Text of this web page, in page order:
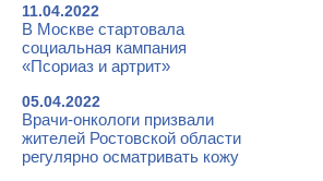
11.04.2022
В Москве стартовала
социальная кампания
«Псориаз и артрит»
05.04.2022
Врачи-онкологи призвали
жителей Ростовской области
регулярно осматривать кожу